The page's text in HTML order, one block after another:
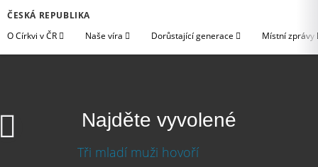
ČESKÁ REPUBLIKA
O Církvi v ČR
Naše víra Dorůstající generace Místní zprávy
Najděte vyvolené